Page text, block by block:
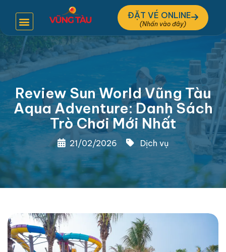
ĐẶT VÉ ONLINE
Review Sun World Vũng Tàu
Aqua Adventure: Danh Sách
Trò Chơi Mới Nhất
21/02/2026 Dịch vụ